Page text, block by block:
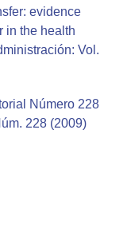
evidence
in the health
Vol.
Número 228
228 (2009)